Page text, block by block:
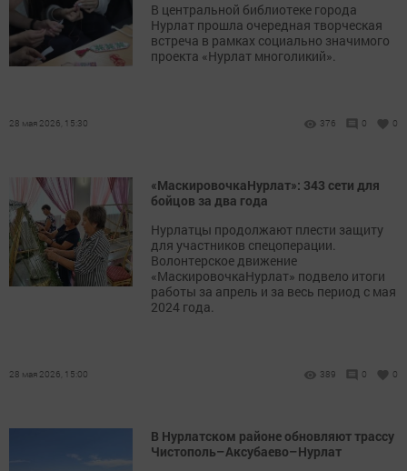
В центральной библиотеке города
Нурлат прошла очередная творческая
встреча в рамках социально значимого
проекта «Нурлат многоликий».
28 мая 2026, 15:30 376 0 0
«МаскировочкаНурлат»: 343 сети для
бойцов за два года
Нурлатцы продолжают плести защиту
для участников спецоперации.
Волонтерское движение
«МаскировочкаНурлат» подвело итоги
работы за апрель и за весь период с мая
2024 года.
28 мая 2026, 15:00 389 0 0
В Нурлатском районе обновляют трассу
Чистополь–Аксубаево–Нурлат